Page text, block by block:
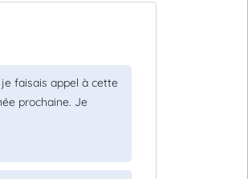
faisais appel à cette
prochaine. Je